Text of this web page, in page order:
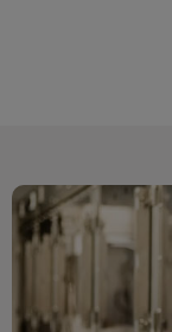
Nos services